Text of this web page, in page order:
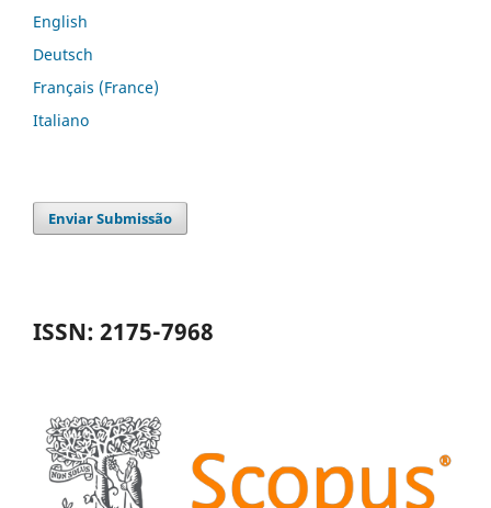
English
Deutsch
Français (France)
Italiano
Enviar Submissão
ISSN: 2175-7968